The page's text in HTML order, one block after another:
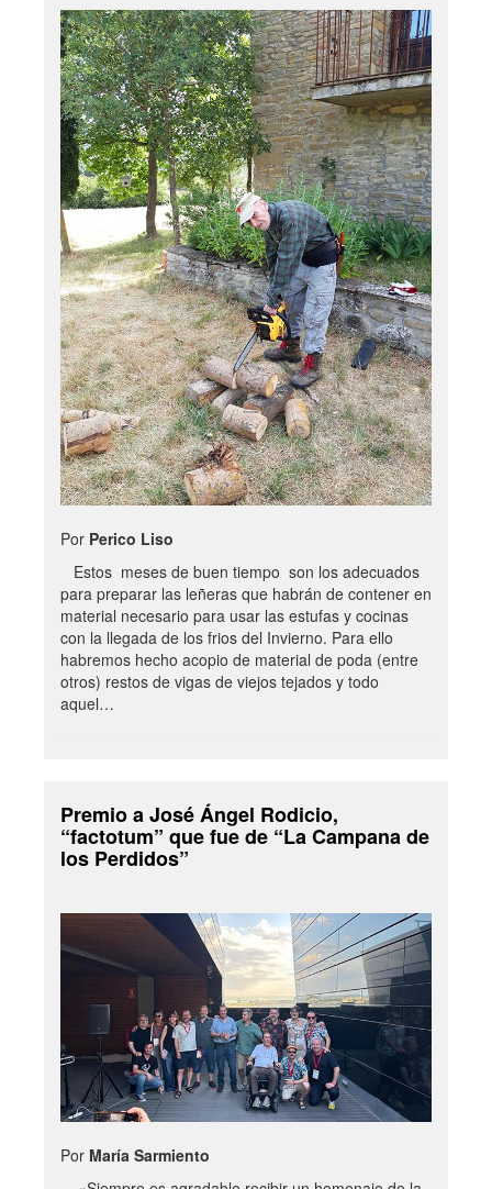
Por Perico Liso
Estos meses de buen tiempo son los adecuados
para preparar las leñeras que habrán de contener en
material necesario para usar las estufas y cocinas
con la llegada de los frios del Invierno. Para ello
habremos hecho acopio de material de poda (entre
otros) restos de vigas de viejos tejados y todo
aquel…
Premio a José Ángel Rodicio,
“factotum” que fue de “La Campana de
los Perdidos”
Por María Sarmiento